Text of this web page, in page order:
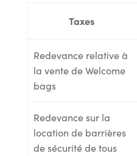
Taxes
Redevance relative à
la vente de Welcome
bags
Redevance sur la
location de barrières
de sécurité de tous